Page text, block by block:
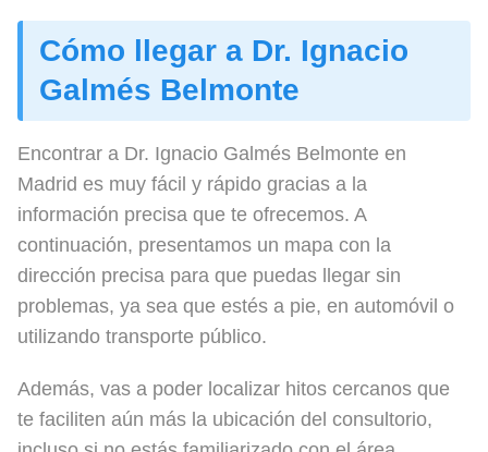
Cómo llegar a Dr. Ignacio
Galmés Belmonte
Encontrar a Dr. Ignacio Galmés Belmonte en
Madrid es muy fácil y rápido gracias a la
información precisa que te ofrecemos. A
continuación, presentamos un mapa con la
dirección precisa para que puedas llegar sin
problemas, ya sea que estés a pie, en automóvil o
utilizando transporte público.
Además, vas a poder localizar hitos cercanos que
te faciliten aún más la ubicación del consultorio,